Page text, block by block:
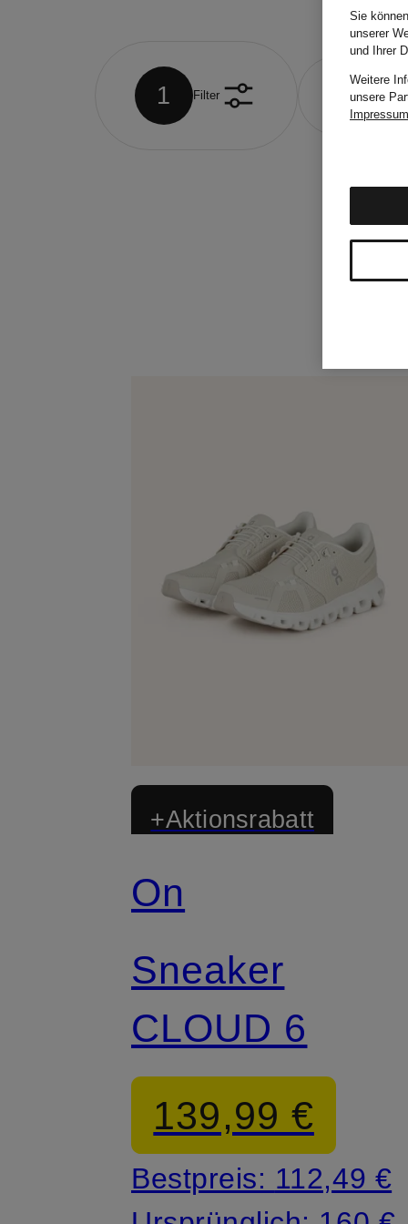
1 Filter Größe
+Aktionsrabatt
On
Sneaker
CLOUD 6
139,99 €
Bestpreis: 112,49 €
Sie
unserer
und Ihrer
Weitere
unsere
Impressum